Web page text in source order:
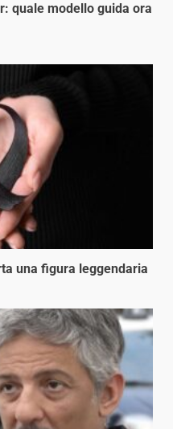
quale modello guida ora
una figura leggendaria